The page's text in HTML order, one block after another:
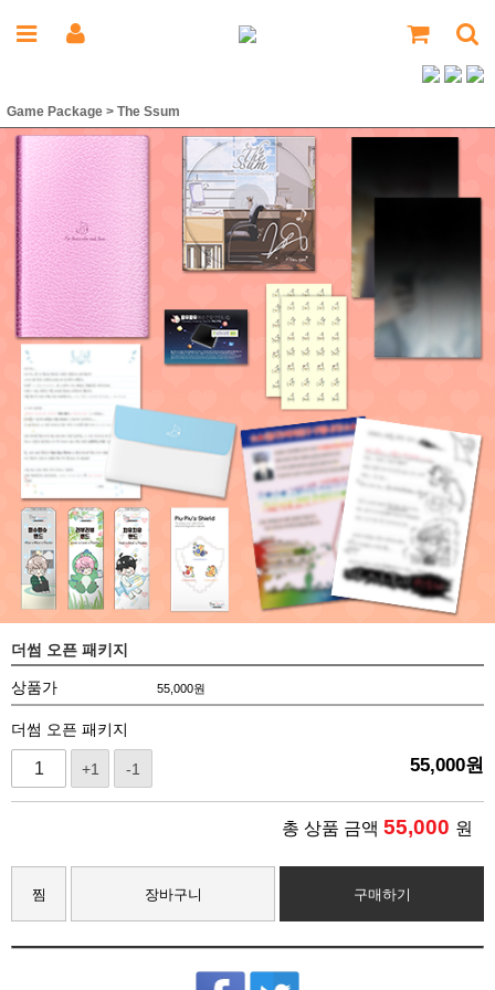
Game Package > The Ssum
더썸 오픈 패키지
상품가 55,000원
더썸 오픈 패키지
+1 -1 55,000원
총 상품 금액 55,000 원
찜 장바구니 구매하기